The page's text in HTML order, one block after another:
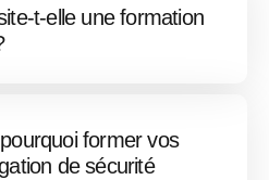
t-elle une formation
former vos
de sécurité